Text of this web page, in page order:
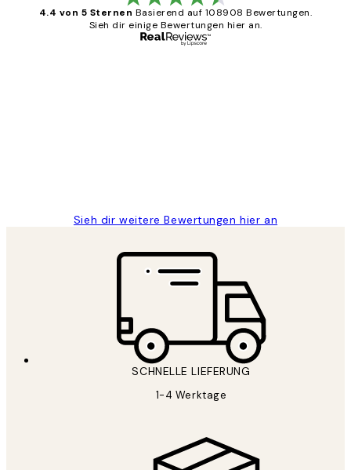
4.4 von 5 Sternen Basierend auf 108908 Bewertungen.
Sieh dir einige Bewertungen hier an.
Sieh dir weitere Bewertungen hier an
SCHNELLE LIEFERUNG
1-4 Werktage